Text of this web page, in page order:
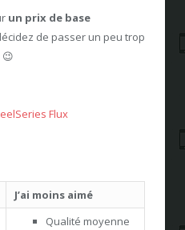
un prix de base
de passer un peu trop
😉
Flux
J’ai moins aimé
Qualité moyenne